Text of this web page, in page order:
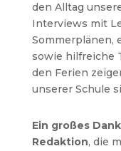
den Alltag
Interviews mit
Sommerplänen,
sowie hilfreiche
den Ferien
unserer Schule
Ein großes
Redaktion, die